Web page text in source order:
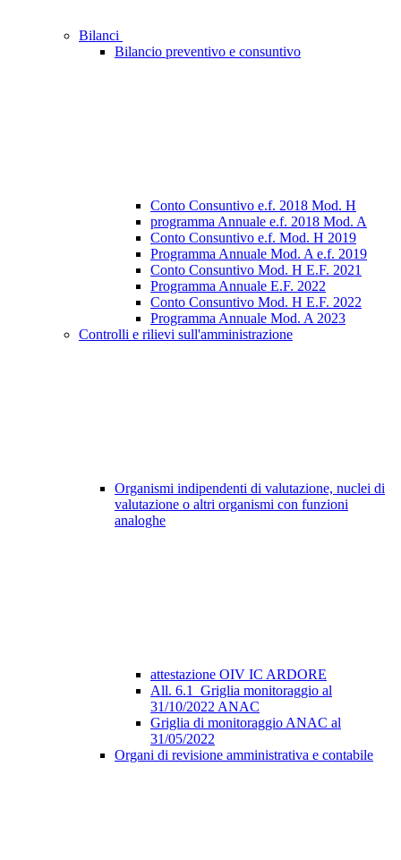
Bilanci
Bilancio preventivo e consuntivo
Conto Consuntivo e.f. 2018 Mod. H
programma Annuale e.f. 2018 Mod. A
Conto Consuntivo e.f. Mod. H 2019
Programma Annuale Mod. A e.f. 2019
Conto Consuntivo Mod. H E.F. 2021
Programma Annuale E.F. 2022
Conto Consuntivo Mod. H E.F. 2022
Programma Annuale Mod. A 2023
Controlli e rilievi sull'amministrazione
Organismi indipendenti di valutazione, nuclei di
valutazione o altri organismi con funzioni
analoghe
attestazione OIV IC ARDORE
All. 6.1_Griglia monitoraggio al
31/10/2022 ANAC
Griglia di monitoraggio ANAC al
31/05/2022
Organi di revisione amministrativa e contabile